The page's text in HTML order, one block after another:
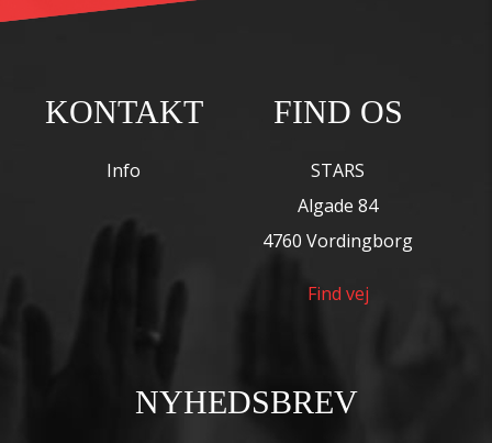
KONTAKT
Info
FIND OS
STARS
Algade 84
4760 Vordingborg
Find vej
NYHEDSBREV